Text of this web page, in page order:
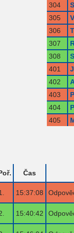
304
305
306
307
308
401
402
403
404
405
Čas
15:37:08
15:40:42